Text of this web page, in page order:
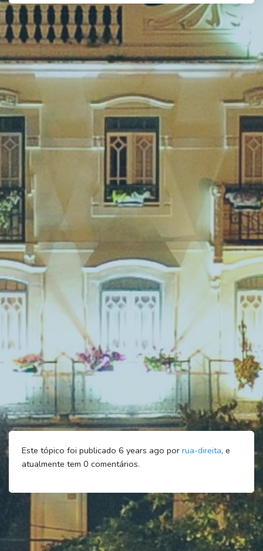
Este tópico foi publicado 6 years ago por rua-direita, e
atualmente tem 0 comentários.